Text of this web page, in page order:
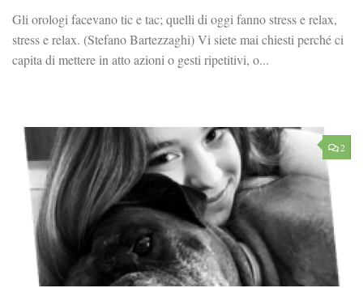
Gli orologi facevano tic e tac; quelli di oggi fanno stress e relax,
stress e relax. (Stefano Bartezzaghi) Vi siete mai chiesti perché ci
capita di mettere in atto azioni o gesti ripetitivi, o...
2